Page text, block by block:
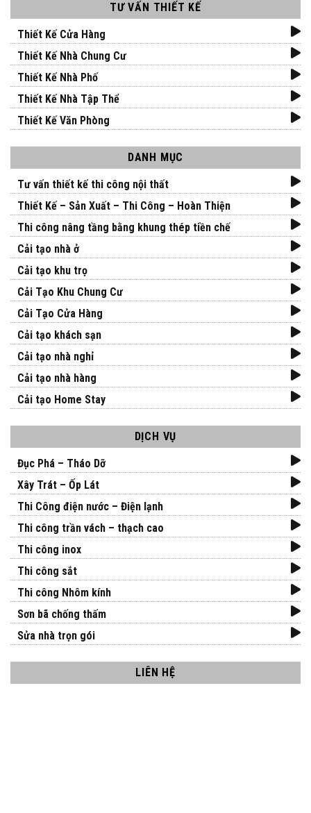
TƯ VẤN THIẾT KẾ
Thiết Kế Cửa Hàng
Thiết Kế Nhà Chung Cư
Thiết Kế Nhà Phố
Thiết Kế Nhà Tập Thể
Thiết Kế Văn Phòng
DANH MỤC
Tư vấn thiết kế thi công nội thất
Thiết Kế – Sản Xuất – Thi Công – Hoàn Thiện
Thi công nâng tầng bằng khung thép tiền chế
Cải tạo nhà ở
Cải tạo khu trọ
Cải Tạo Khu Chung Cư
Cải Tạo Cửa Hàng
Cải tạo khách sạn
Cải tạo nhà nghỉ
Cải tạo nhà hàng
Cải tạo Home Stay
DỊCH VỤ
Đục Phá – Tháo Dỡ
Xây Trát – Ốp Lát
Thi Công điện nước – Điện lạnh
Thi công trần vách – thạch cao
Thi công inox
Thi công sắt
Thi công Nhôm kính
Sơn bã chống thấm
Sửa nhà trọn gói
LIÊN HỆ